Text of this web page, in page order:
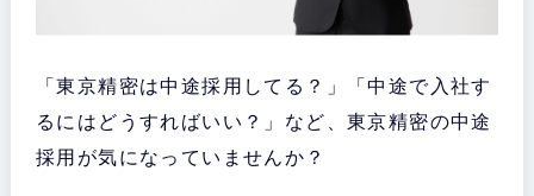
「東京精密は中途採用してる？」「中途で入社す
るにはどうすればいい？」など、東京精密の中途
採用が気になっていませんか？